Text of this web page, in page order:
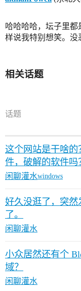
哈哈哈哈，坛子里
样说我特别想笑。没
相关话题
话题
这个网站是干啥的
件，破解的软件吗
闲聊灌水windows
好久没逛了，突然
了。
闲聊灌水
小众居然还有个
域？
闲聊灌水